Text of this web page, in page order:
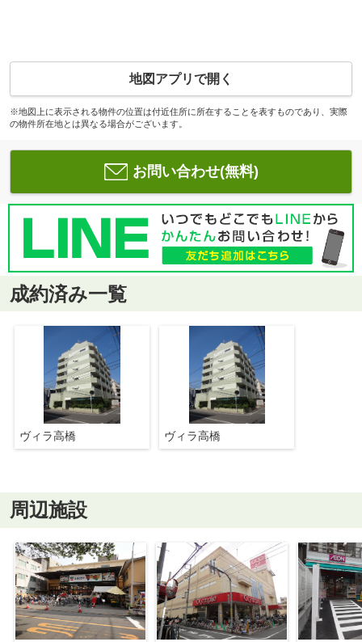
地図アプリで開く
※地図上に表示される物件の位置は付近住所に所在することを表すものであり、実際
の物件所在地とは異なる場合がございます。
お問い合わせ(無料)
成約済み一覧
ヴィラ高橋 ヴィラ高橋
周辺施設